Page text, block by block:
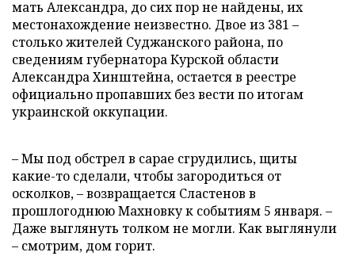
мать Александра, до сих пор не найдены, их
местонахождение неизвестно. Двое из 381 –
столько жителей Суджанского района, по
сведениям губернатора Курской области
Александра Хинштейна, остается в реестре
официально пропавших без вести по итогам
украинской оккупации.
– Мы под обстрел в сарае сгрудились, щиты
какие-то сделали, чтобы загородиться от
осколков, – возвращается Сластенов в
прошлогоднюю Махновку к событиям 5 января. –
Даже выглянуть толком не могли. Как выглянули
– смотрим, дом горит.